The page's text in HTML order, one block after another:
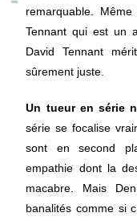
remarquable.
Tennant qui est un
David Tennant
sûrement juste.
Un tueur en série
série se focalise
sont en second
empathie dont la
macabre. Mais
banalités comme si